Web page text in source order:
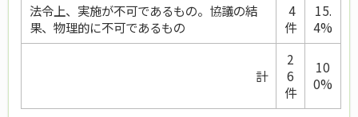
法令上、実施が不可であるもの。協議の結
果、物理的に不可であるもの
4
件
15.
4%
計
2
6
件
10
0%